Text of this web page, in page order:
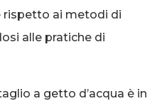
rispetto ai metodi di
alle pratiche di
a getto d’acqua è in